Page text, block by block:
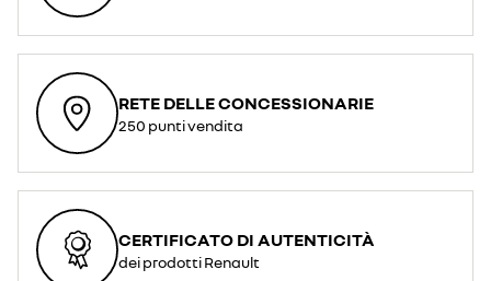
RETE DELLE CONCESSIONARIE
250 punti vendita
CERTIFICATO DI AUTENTICITÀ
dei prodotti Renault